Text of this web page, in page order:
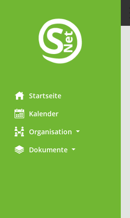
Startseite
Kalender
Organisation
Dokumente